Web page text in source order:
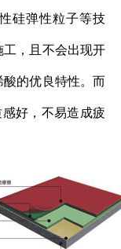
硅弹性粒子等技
，且不会出现开
的优良特性。而
好，不易造成疲